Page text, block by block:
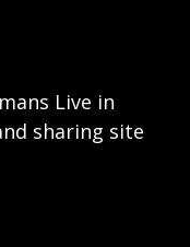
Live in
sharing site